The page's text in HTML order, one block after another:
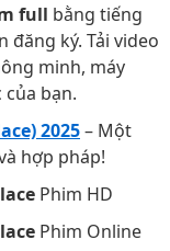
full bằng tiếng
đăng ký. Tải video
minh, máy
bạn.
2025– Một
hợp pháp!
Phim HD
Phim Online